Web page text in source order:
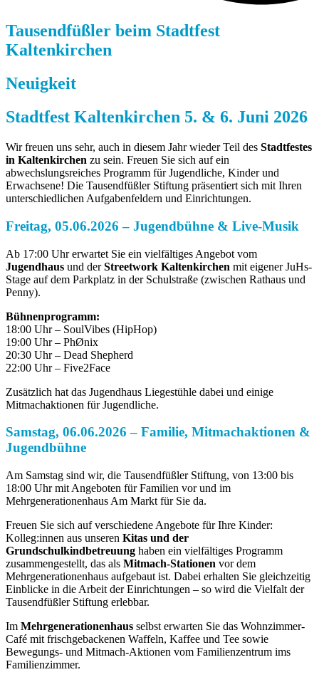
Tausendfüßler beim Stadtfest
Kaltenkirchen
Neuigkeit
Stadtfest Kaltenkirchen 5. & 6. Juni 2026
Wir freuen uns sehr, auch in diesem Jahr wieder Teil des Stadtfestes
in Kaltenkirchen zu sein. Freuen Sie sich auf ein
abwechslungsreiches Programm für Jugendliche, Kinder und
Erwachsene! Die Tausendfüßler Stiftung präsentiert sich mit Ihren
unterschiedlichen Aufgabenfeldern und Einrichtungen.
Freitag, 05.06.2026 – Jugendbühne & Live-Musik
Ab 17:00 Uhr erwartet Sie ein vielfältiges Angebot vom
Jugendhaus und derStreetwork Kaltenkirchen mit eigener JuHs-
Stage auf dem Parkplatz in der Schulstraße (zwischen Rathaus und
Penny).
Bühnenprogramm:
18:00 Uhr – SoulVibes (HipHop)
19:00 Uhr – PhØnix
20:30 Uhr – Dead Shepherd
22:00 Uhr – Five2Face
Zusätzlich hat das Jugendhaus Liegestühle dabei und einige
Mitmachaktionen für Jugendliche.
Samstag, 06.06.2026 – Familie, Mitmachaktionen &
Jugendbühne
Am Samstag sind wir, die Tausendfüßler Stiftung, von 13:00 bis
18:00 Uhr mit Angeboten für Familien vor und im
Mehrgenerationenhaus Am Markt für Sie da.
Freuen Sie sich auf verschiedene Angebote für Ihre Kinder:
Kolleg:innen aus unseren Kitas und der
Grundschulkindbetreuung haben ein vielfältiges Programm
zusammengestellt, das als Mitmach-Stationen vor dem
Mehrgenerationenhaus aufgebaut ist. Dabei erhalten Sie gleichzeitig
Einblicke in die Arbeit der Einrichtungen – so wird die Vielfalt der
Tausendfüßler Stiftung erlebbar.
Im Mehrgenerationenhaus selbst erwarten Sie das Wohnzimmer-
Café mit frischgebackenen Waffeln, Kaffee und Tee sowie
Bewegungs- und Mitmach-Aktionen vom Familienzentrum ims
Familienzimmer.